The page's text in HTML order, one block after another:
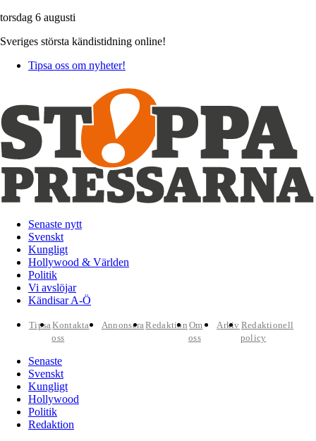
torsdag 6 augusti
Sveriges största kändistidning online!
Tipsa oss om nyheter!
Senaste nytt
Svenskt
Kungligt
Hollywood & Världen
Politik
Vi avslöjar
Kändisar A-Ö
TipsaKontakta
oss
AnnonseraRedaktion Om
oss
Arkiv Redaktionell
policy
Senaste
Svenskt
Kungligt
Hollywood
Politik
Redaktion